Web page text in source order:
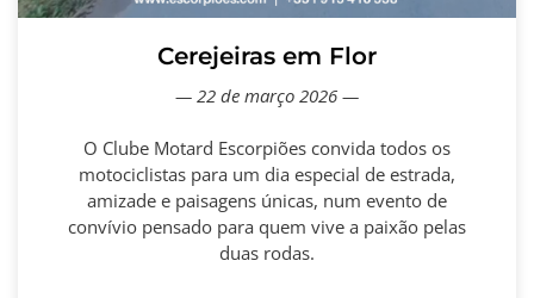
Cerejeiras em Flor
— 22 de março 2026 —
O Clube Motard Escorpiões convida todos os
motociclistas para um dia especial de estrada,
amizade e paisagens únicas, num evento de
convívio pensado para quem vive a paixão pelas
duas rodas.